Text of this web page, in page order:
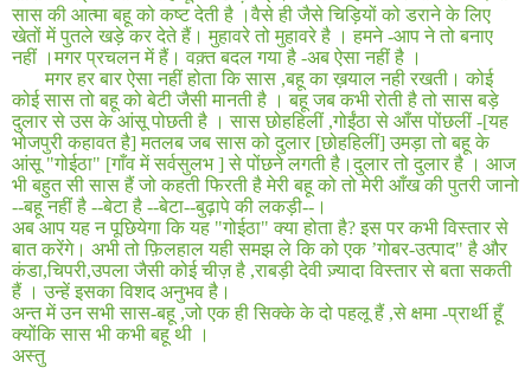
सास की आत्मा बहू को कष्ट देती है ।वैसे ही जैसे चिड़ियों को डराने के लिए
खेतों में पुतले खड़े कर देते हैं। मुहावरे तो मुहावरे है । हमने -आप ने तो बनाए
नहीं ।मगर प्रचलन में हैं। वक़्त बदल गया है -अब ऐसा नहीं है ।
मगर हर बार ऐसा नहीं होता कि सास ,बहू का ख़याल नही रखती। कोई
कोई सास तो बहू को बेटी जैसी मानती है । बहू जब कभी रोती है तो सास बड़े
दुलार से उस के आंसू पोछती है । सास छोहहिलीं ,गोईंठा से आँस पोंछलीं -[यह
भोजपुरी कहावत है]मतलब जब सास को दुलार [छोहहिलीं]उमड़ा तो बहू के
आंसू "गोईठा" [गाँव में सर्वसुलभ ] से पोंछने लगती है।दुलार तो दुलार है । आज
भी बहुत सी सास हैं जो कहती फिरती है मेरी बहू को तो मेरी आँख की पुतरी जानो
--बहू नहीं है --बेटा है --बेटा--बुढ़ापे की लकड़ी--।
अब आप यह न पूछियेगा कि यह "गोईठा"क्या होता है?इस पर कभी विस्तार से
बात करेंगे। अभी तो फ़िलहाल यही समझ ले कि को एक ’गोबर-उत्पाद"है और
कंडा,चिपरी,उपला जैसी कोई चीज़ है ,राबड़ी देवी ज़्यादा विस्तार से बता सकती
हैं । उन्हें इसका विशद अनुभव है।
अन्त में उन सभी सास-बहू ,जो एक ही सिक्के के दो पहलू हैं ,से क्षमा -प्रार्थी हूँ
क्योंकि सास भी कभी बहू थी ।
अस्तु